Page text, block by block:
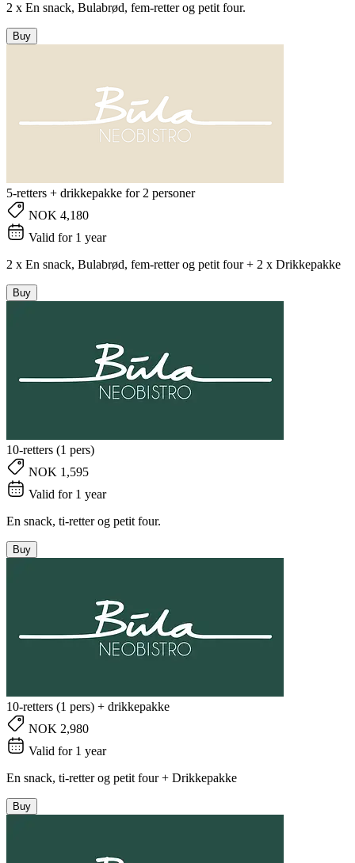
2 x En snack, Bulabrød, fem-retter og petit four.
Buy
5-retters + drikkepakke for 2 personer
NOK 4,180
Valid for 1 year
2 x En snack, Bulabrød, fem-retter og petit four + 2 x Drikkepakke
Buy
10-retters (1 pers)
NOK 1,595
Valid for 1 year
En snack, ti-retter og petit four.
Buy
10-retters (1 pers) + drikkepakke
NOK 2,980
Valid for 1 year
En snack, ti-retter og petit four + Drikkepakke
Buy